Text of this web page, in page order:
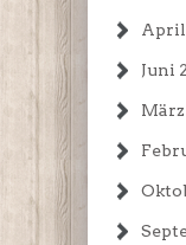
April
Juni
März